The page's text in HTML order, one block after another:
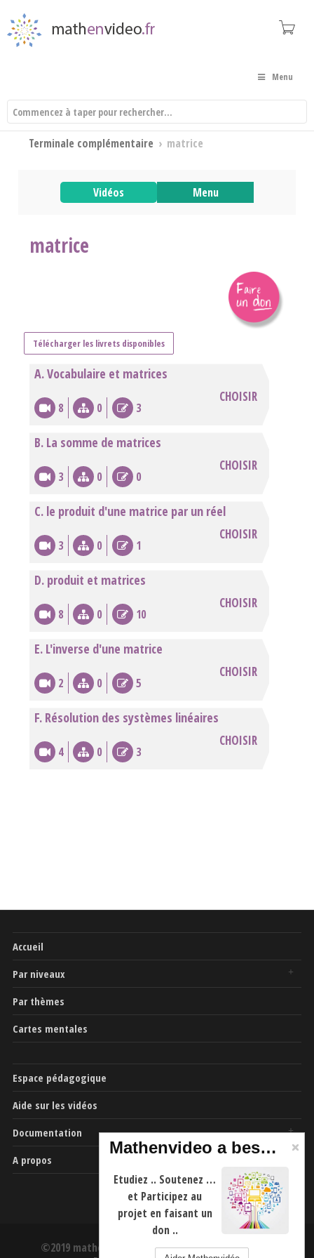
Menu
Terminale complémentaire › matrice
Vidéos Menu
matrice
Télécharger les livrets disponibles
A. Vocabulaire et matrices
CHOISIR
8 0 3
B. La somme de matrices
CHOISIR
3 0 0
C. le produit d'une matrice par un réel
CHOISIR
3 0 1
D. produit et matrices
CHOISIR
8 0 10
E. L'inverse d'une matrice
CHOISIR
2 0 5
F. Résolution des systèmes linéaires
CHOISIR
4 0 3
Accueil
Par niveaux
Par thèmes
Cartes mentales
Espace pédagogique
Aide sur les vidéos
Documentation
A propos
©2019 mathenvideo.fr -CGU-Mentions Légales
Mathenvideo a besoin de vous
Etudiez .. Soutenez …
et Participez au
projet en faisant un
don ..